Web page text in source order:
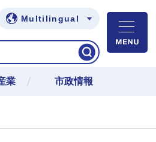
Multilingual
業 市政情報